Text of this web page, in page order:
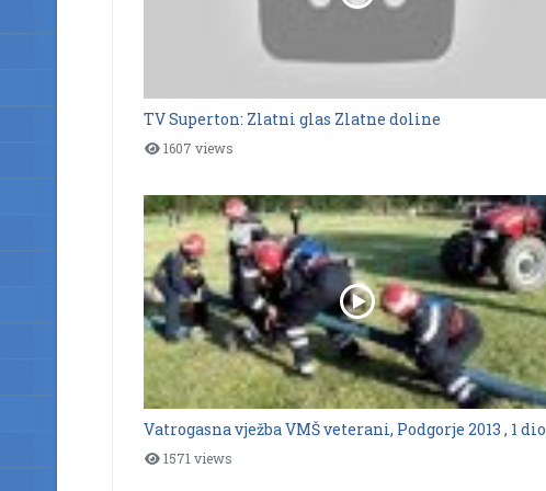
TV Superton: Zlatni glas Zlatne doline
1607 views
Vatrogasna vježba VMŠ veterani, Podgorje 2013 , 1 dio
1571 views